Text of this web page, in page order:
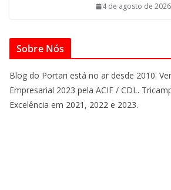
4 de agosto de 2026
Sobre Nós
Blog do Portari está no ar desde 2010.
Empresarial 2023 pela ACIF / CDL.
Excelência em 2021, 2022 e 2023.